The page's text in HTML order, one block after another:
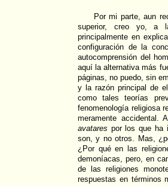
Por mi parte, aun
superior, creo yo, a
principalmente en
configuración de la
autocomprensión del
aquí la alternativa más
páginas, no puedo, sin
y la razón principal de
como tales teorías
fenomenología religiosa
meramente accidental.
avatares por los que ha
son, y no otros. Mas,
¿Por qué en las
demoníacas, pero, en
de las religiones
respuestas en términos